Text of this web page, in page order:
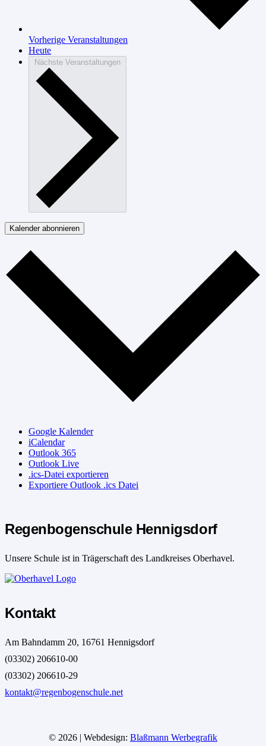
Vorherige Veranstaltungen
Heute
Nächste Veranstaltungen
Kalender abonnieren
Google Kalender
iCalendar
Outlook 365
Outlook Live
.ics-Datei exportieren
Exportiere Outlook .ics Datei
Regenbogenschule Hennigsdorf
Unsere Schule ist in Trägerschaft des Landkreises Oberhavel.
Kontakt
Am Bahndamm 20, 16761 Hennigsdorf
(03302) 206610-00
(03302) 206610-29
kontakt@regenbogenschule.net
© 2026 | Webdesign: Blaßmann Werbegrafik